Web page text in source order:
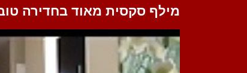
מילף סקסית מאוד בחדירה